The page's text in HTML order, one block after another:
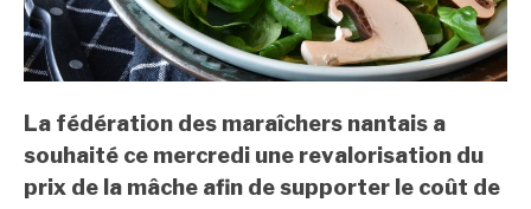
La fédération des maraîchers nantais a
souhaité ce mercredi une revalorisation du
prix de la mâche afin de supporter le coût de